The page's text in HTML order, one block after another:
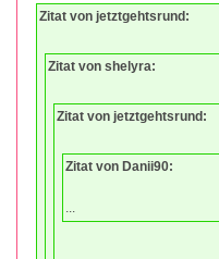
Zitat von jetztgehtsrund:
Zitat von shelyra:
Zitat von jetztgehtsrund:
Zitat von Danii90: